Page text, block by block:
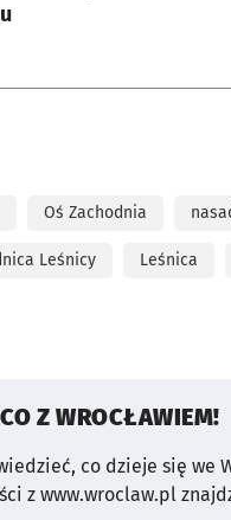
Oś Zachodnia
Leśnicy Leśnica
Z WROCŁAWIEM!
co dzieje się we
z www.wroclaw.pl